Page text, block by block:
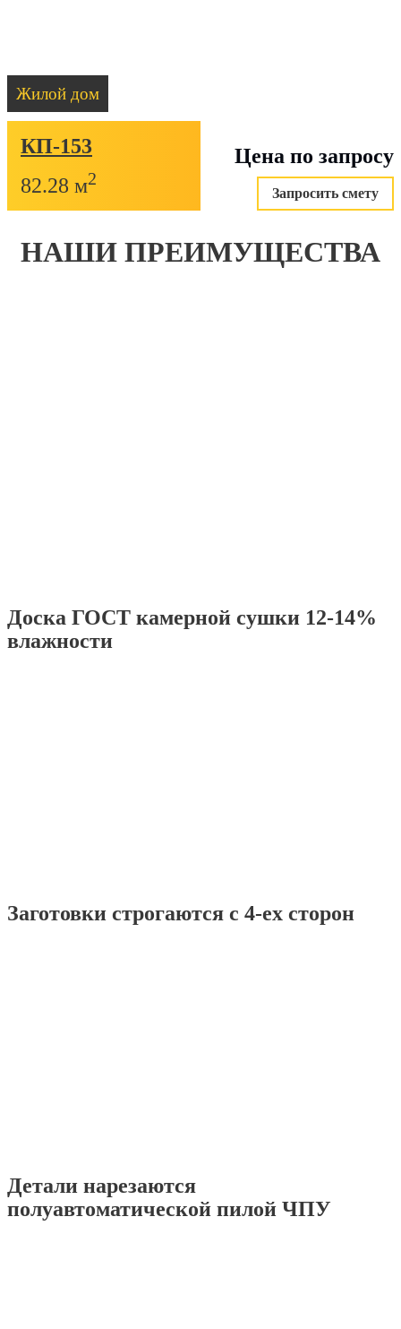
Жилой дом
КП-153
82.28 м2
Цена по запросу
Запросить смету
НАШИ ПРЕИМУЩЕСТВА
Доска ГОСТ камерной сушки 12-14%
влажности
Заготовки строгаются с 4-ех сторон
Детали нарезаются
полуавтоматической пилой ЧПУ